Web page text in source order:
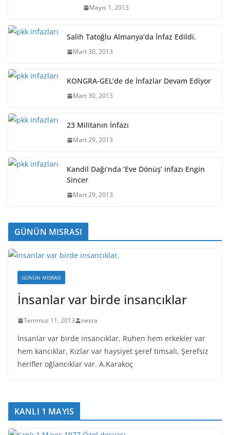
Mayıs 1, 2013
Salih Tatoğlu Almanya’da İnfaz Edildi.
Mart 30, 2013
KONGRA-GEL’de de İnfazlar Devam Ediyor
Mart 30, 2013
23 Militanın İnfazı
Mart 29, 2013
Kandil Dağı’nda ‘Eve Dönüş’ infazı Engin
Sincer
Mart 29, 2013
GÜNÜN MISRASI
GÜNÜN MISRASI
İnsanlar var birde insancıklar
Temmuz 11, 2013 nesra
İnsanlar var birde insancıklar, Ruhen hem erkekler var
hem kancıklar, Kızlar var haysiyet şeref timsali, Şerefsiz
herifler oğlancıklar var. A.Karakoç
KANLI 1 MAYIS